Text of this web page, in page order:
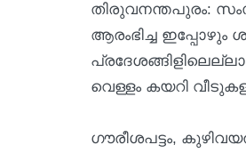
തിരുവനന്തപുരം:
ആരംഭിച്ച
വെള്ളം കയറി
ഗൗരീശപട്ടം,